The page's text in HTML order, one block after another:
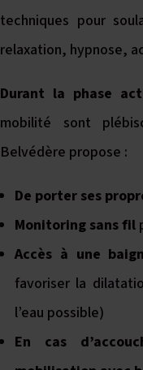
techniques pour
relaxation, hypnose,
Durant la phase
mobilité sont
Belvédère propose :
De porter ses
Monitoring sans fil
Accès à une
favoriser la
l’eau possible)
En cas